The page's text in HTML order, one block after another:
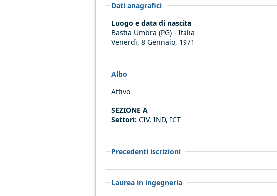
Dati anagrafici
Luogo e data di nascita
Bastia Umbra (PG) - Italia
Venerdì, 8 Gennaio, 1971
Albo
Attivo
SEZIONE A
Settori: CIV, IND, ICT
Precedenti iscrizioni
Laurea in ingegneria